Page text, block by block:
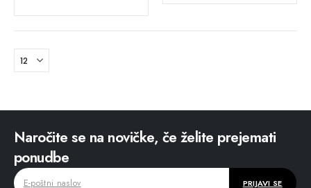
Naročite se na novičke, če želite prejemati
ponudbe